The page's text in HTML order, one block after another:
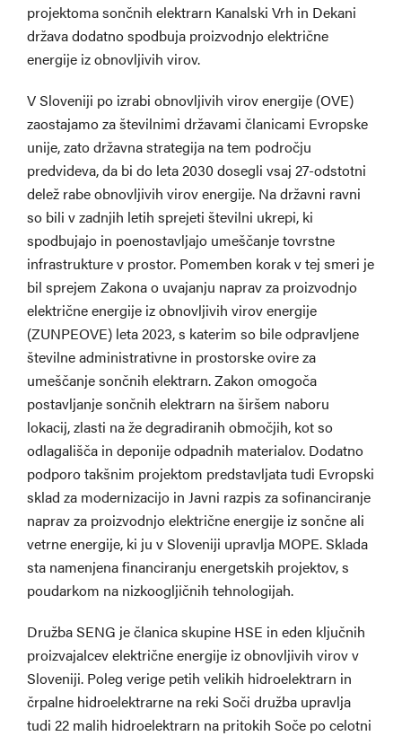
projektoma sončnih elektrarn Kanalski Vrh in Dekani
država dodatno spodbuja proizvodnjo električne
energije iz obnovljivih virov.
V Sloveniji po izrabi obnovljivih virov energije (OVE)
zaostajamo za številnimi državami članicami Evropske
unije, zato državna strategija na tem področju
predvideva, da bi do leta 2030 dosegli vsaj 27-odstotni
delež rabe obnovljivih virov energije. Na državni ravni
so bili v zadnjih letih sprejeti številni ukrepi, ki
spodbujajo in poenostavljajo umeščanje tovrstne
infrastrukture v prostor. Pomemben korak v tej smeri je
bil sprejem Zakona o uvajanju naprav za proizvodnjo
električne energije iz obnovljivih virov energije
(ZUNPEOVE) leta 2023, s katerim so bile odpravljene
številne administrativne in prostorske ovire za
umeščanje sončnih elektrarn. Zakon omogoča
postavljanje sončnih elektrarn na širšem naboru
lokacij, zlasti na že degradiranih območjih, kot so
odlagališča in deponije odpadnih materialov. Dodatno
podporo takšnim projektom predstavljata tudi Evropski
sklad za modernizacijo in Javni razpis za sofinanciranje
naprav za proizvodnjo električne energije iz sončne ali
vetrne energije, ki ju v Sloveniji upravlja MOPE. Sklada
sta namenjena financiranju energetskih projektov, s
poudarkom na nizkoogljičnih tehnologijah.
Družba SENG je članica skupine HSE in eden ključnih
proizvajalcev električne energije iz obnovljivih virov v
Sloveniji. Poleg verige petih velikih hidroelektrarn in
črpalne hidroelektrarne na reki Soči družba upravlja
tudi 22 malih hidroelektrarn na pritokih Soče po celotni